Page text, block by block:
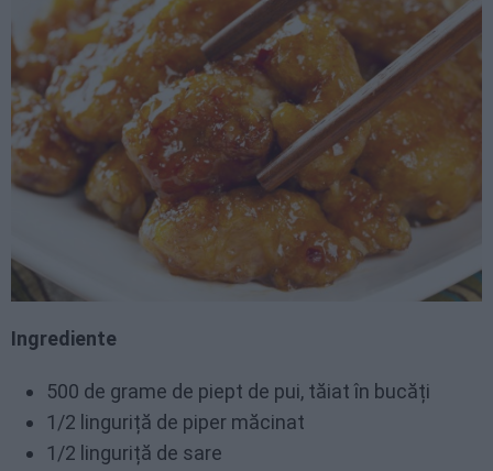
Ingrediente
500 de grame de piept de pui, tăiat în bucăți
1/2 linguriță de piper măcinat
1/2 linguriță de sare